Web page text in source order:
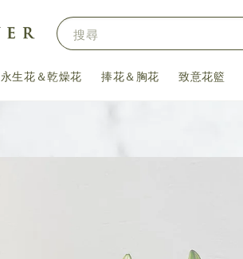
搜尋
永生花＆乾燥花 捧花＆胸花 致意花籃